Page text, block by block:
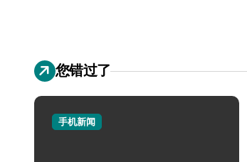
您错过了
手机新闻